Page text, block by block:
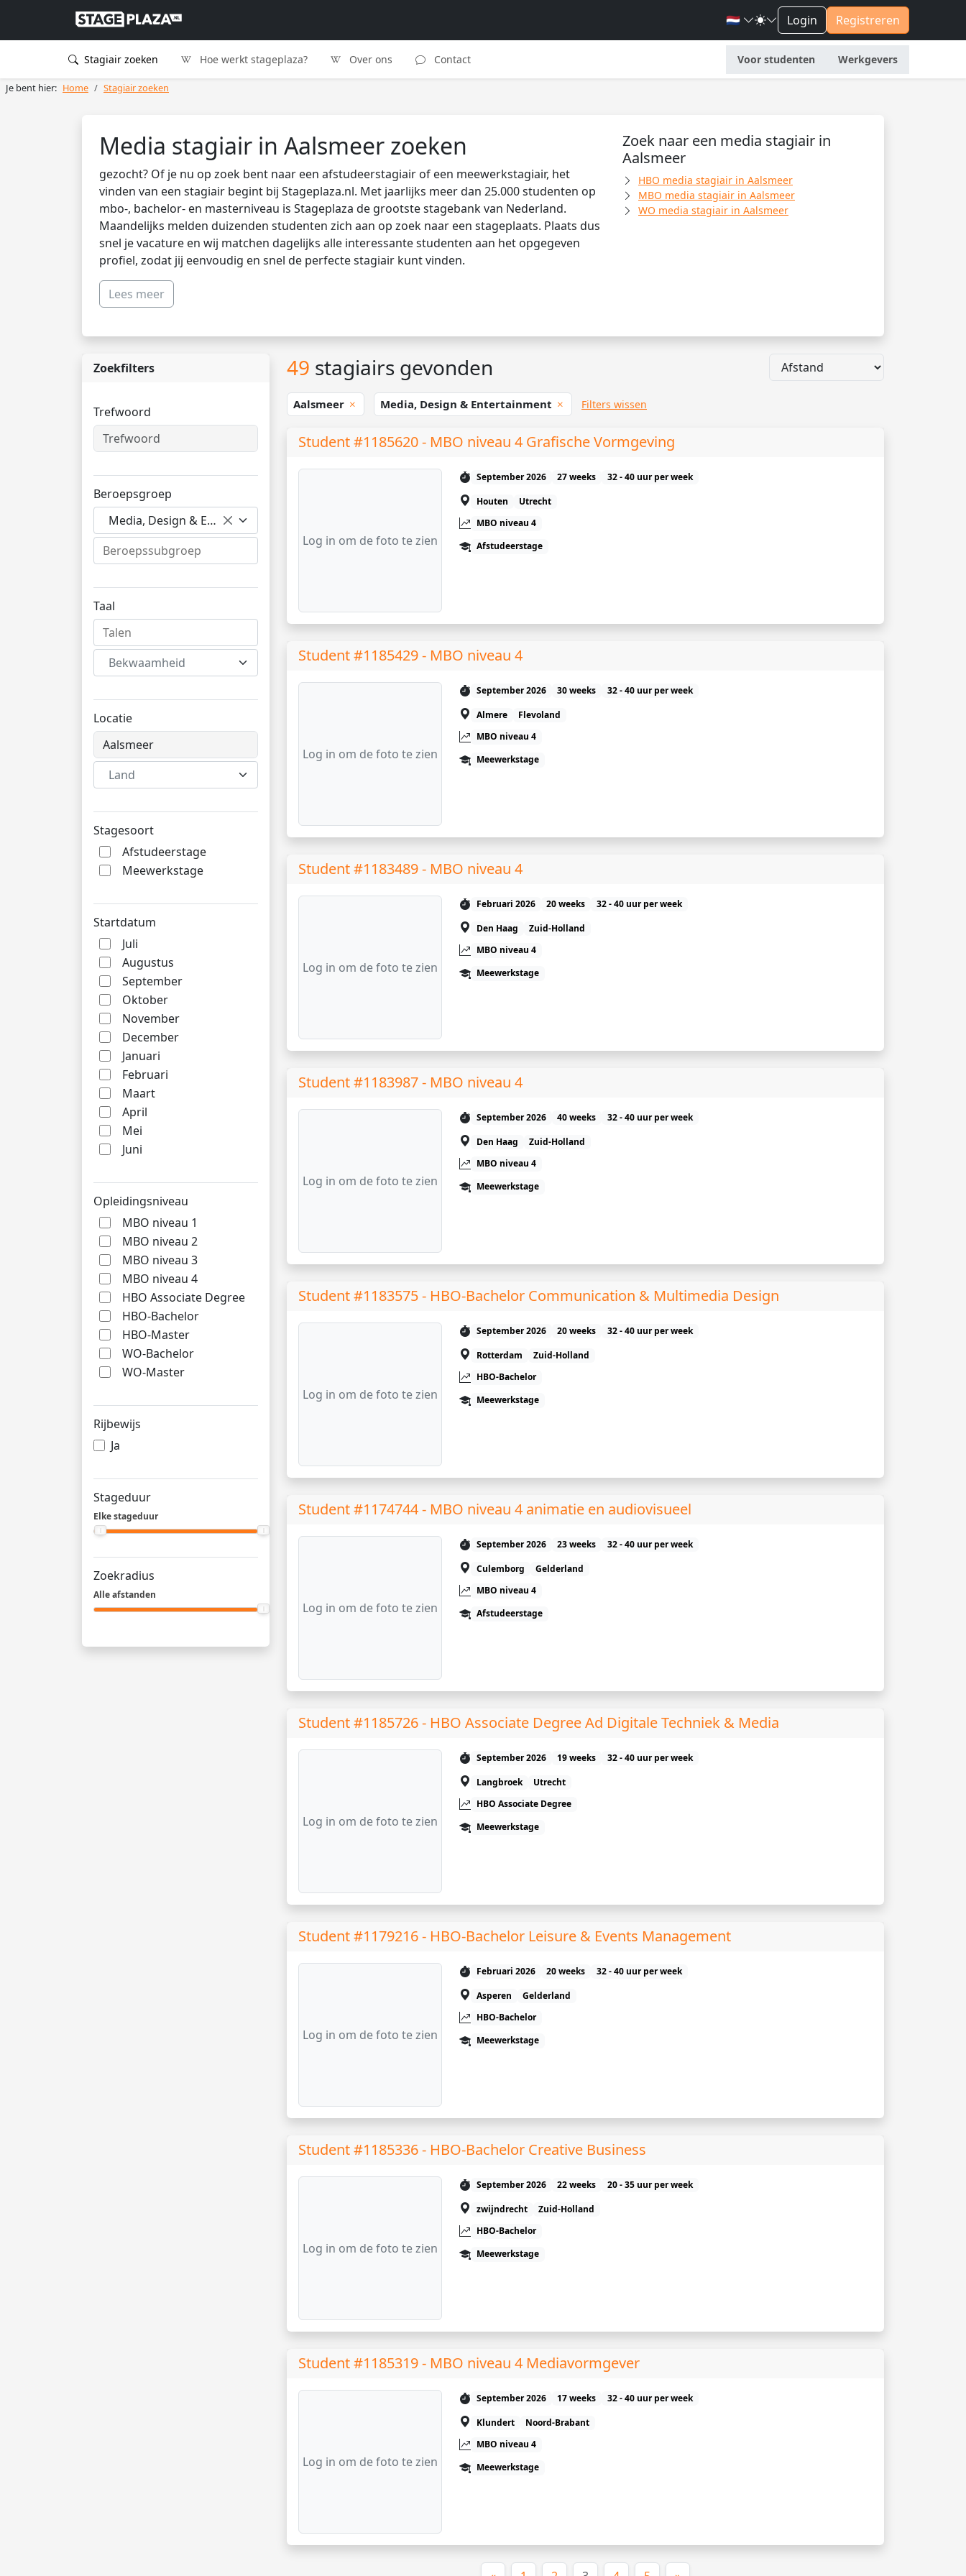
🇳🇱 Login Registreren
Stagiair zoeken Hoe werkt stageplaza? Over ons Contact Voor studenten Werkgevers
Je bent hier: Home Stagiair zoeken
Media stagiair in Aalsmeer zoeken
gezocht? Of je nu op zoek bent naar een afstudeerstagiair of een meewerkstagiair, het
vinden van een stagiair begint bij Stageplaza.nl. Met jaarlijks meer dan 25.000 studenten op
mbo-, bachelor- en masterniveau is Stageplaza de grootste stagebank van Nederland.
Maandelijks melden duizenden studenten zich aan op zoek naar een stageplaats. Plaats dus
snel je vacature en wij matchen dagelijks alle interessante studenten aan het opgegeven
profiel, zodat jij eenvoudig en snel de perfecte stagiair kunt vinden.
Lees meer
Zoek naar een media stagiair in
Aalsmeer
HBO media stagiair in Aalsmeer
MBO media stagiair in Aalsmeer
WO media stagiair in Aalsmeer
Zoekfilters
Trefwoord
Beroepsgroep
Media, Design & Entertainment
Taal
Bekwaamheid
Locatie
Land
Stagesoort
Afstudeerstage
Meewerkstage
Startdatum
Juli
Augustus
September
Oktober
November
December
Januari
Februari
Maart
April
Mei
Juni
Opleidingsniveau
MBO niveau 1
MBO niveau 2
MBO niveau 3
MBO niveau 4
HBO Associate Degree
HBO-Bachelor
HBO-Master
WO-Bachelor
WO-Master
Rijbewijs
Ja
Stageduur
Elke stageduur
Zoekradius
Alle afstanden
49 stagiairs gevonden
Aalsmeer Media, Design & Entertainment Filters wissen
Student #1185620 - MBO niveau 4 Grafische Vormgeving
Log in om de foto te zien
September 2026 27 weeks
32 - 40 uur per week
Houten
Utrecht
MBO niveau 4
Afstudeerstage
Student #1185429 - MBO niveau 4
Log in om de foto te zien
September 2026 30 weeks
32 - 40 uur per week
Almere
Flevoland
MBO niveau 4
Meewerkstage
Student #1183489 - MBO niveau 4
Log in om de foto te zien
Februari 2026 20 weeks
32 - 40 uur per week
Den Haag
Zuid-Holland
MBO niveau 4
Meewerkstage
Student #1183987 - MBO niveau 4
Log in om de foto te zien
September 2026 40 weeks
32 - 40 uur per week
Den Haag
Zuid-Holland
MBO niveau 4
Meewerkstage
Student #1183575 - HBO-Bachelor Communication & Multimedia Design
Log in om de foto te zien
September 2026 20 weeks
32 - 40 uur per week
Rotterdam
Zuid-Holland
HBO-Bachelor
Meewerkstage
Student #1174744 - MBO niveau 4 animatie en audiovisueel
Log in om de foto te zien
September 2026 23 weeks
32 - 40 uur per week
Culemborg
Gelderland
MBO niveau 4
Afstudeerstage
Student #1185726 - HBO Associate Degree Ad Digitale Techniek & Media
Log in om de foto te zien
September 2026 19 weeks
32 - 40 uur per week
Langbroek
Utrecht
HBO Associate Degree
Meewerkstage
Student #1179216 - HBO-Bachelor Leisure & Events Management
Log in om de foto te zien
Februari 2026 20 weeks
32 - 40 uur per week
Asperen
Gelderland
HBO-Bachelor
Meewerkstage
Student #1185336 - HBO-Bachelor Creative Business
Log in om de foto te zien
September 2026 22 weeks
20 - 35 uur per week
zwijndrecht
Zuid-Holland
HBO-Bachelor
Meewerkstage
Student #1185319 - MBO niveau 4 Mediavormgever
Log in om de foto te zien
September 2026 17 weeks
32 - 40 uur per week
Klundert
Noord-Brabant
MBO niveau 4
Meewerkstage